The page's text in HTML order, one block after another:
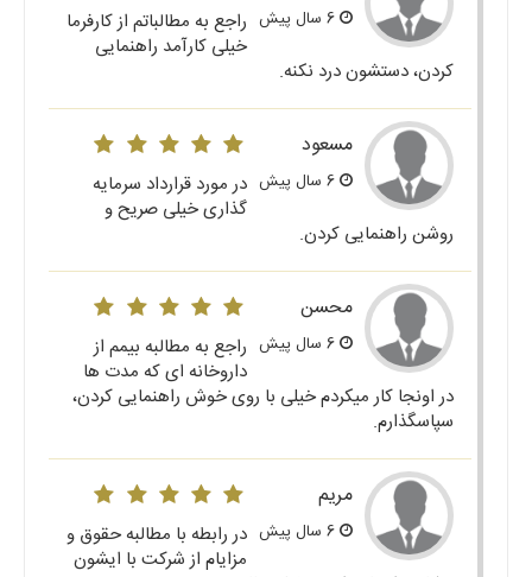
راجع به مطالباتم از کارفرما
خیلی کارآمد راهنمایی
کردن، دستشون درد نکنه.
مسعود
در مورد قرارداد سرمایه
گذاری خیلی صریح و
روشن راهنمایی کردن.
محسن
راجع به مطالبه بیمم از
داروخانه ای که مدت ها
در اونجا کار میکردم خیلی با روی خوش راهنمایی کردن،
سپاسگذارم.
مریم
در رابطه با مطالبه حقوق و
مزایام از شرکت با ایشون